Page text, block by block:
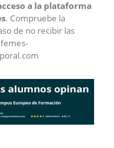
a la plataforma
. Compruebe la
de no recibir las